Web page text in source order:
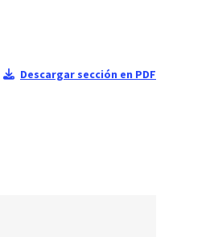
Descargar sección en PDF